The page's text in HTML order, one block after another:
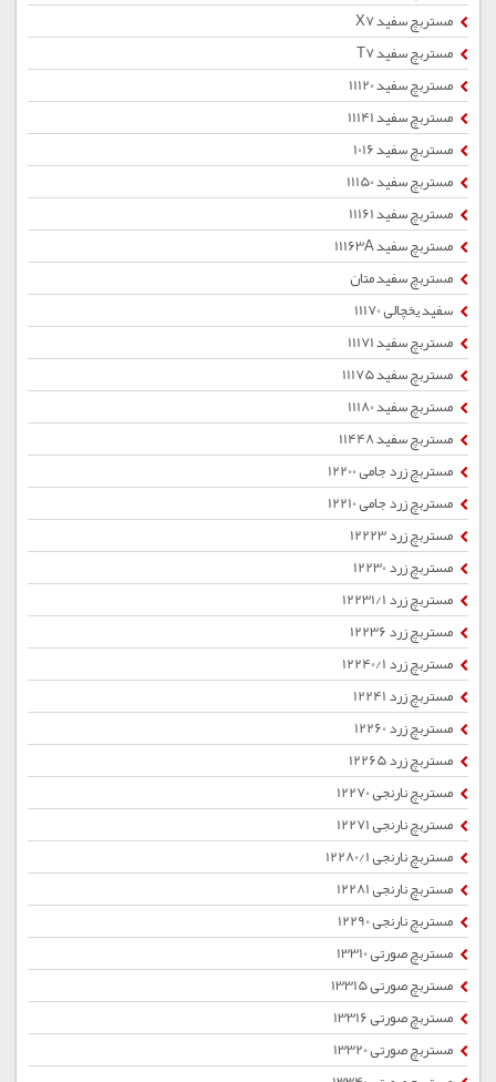
مستربچ سفید X7
مستربچ سفید T7
مستربچ سفید 11120
مستربچ سفید 11141
مستربچ سفید 1016
مستربچ سفید 11150
مستربچ سفید 11161
مستربچ سفید 11163A
مستربچ سفید متان
سفید یخچالی 11170
مستربچ سفید 11171
مستربچ سفید 11175
مستربچ سفید 11180
مستربچ سفید 11448
مستربچ زرد جامی 12200
مستربچ زرد جامی 12210
مستربچ زرد 12223
مستربچ زرد 12230
مستربچ زرد 12231/1
مستربچ زرد 12236
مستربچ زرد 12240/1
مستربچ زرد 12241
مستربچ زرد 12260
مستربچ زرد 12265
مستربچ نارنجی 12270
مستربچ نارنجی 12271
مستربچ نارنجی 12280/1
مستربچ نارنجی 12281
مستربچ نارنجی 12290
مستربچ صورتی 13310
مستربچ صورتی 13315
مستربچ صورتی 13316
مستربچ صورتی 13320